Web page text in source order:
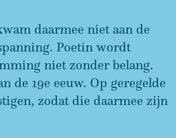
daarmee niet aan de
Poetin wordt
niet zonder belang.
de 19e eeuw. Op geregelde
zodat die daarmee zijn